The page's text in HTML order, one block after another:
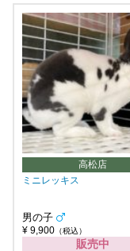
高松店
ミニレッキス
男の子
¥ 9,900 （税込）
販売中